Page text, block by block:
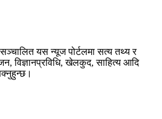
सञ्चालित यस न्यूज पोर्टलमा सत्य तथ्य र
विज्ञानप्रविधि, खेलकुद, साहित्य आदि